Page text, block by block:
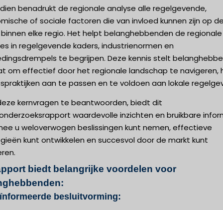
benadrukt de regionale analyse alle regelgevende,
of sociale factoren die van invloed kunnen zijn op
elke regio. Het helpt belanghebbenden de regionale
in regelgevende kaders, industrienormen en
te begrijpen. Deze kennis stelt
om effectief door het regionale landschap te navigeren,
aan te passen en te voldoen aan lokale
kernvragen te beantwoorden, biedt dit
waardevolle inzichten en bruikbare
u weloverwogen beslissingen kunt nemen, effectieve
kunt ontwikkelen en succesvol door de markt kunt
biedt belangrijke voordelen voor
besluitvorming: